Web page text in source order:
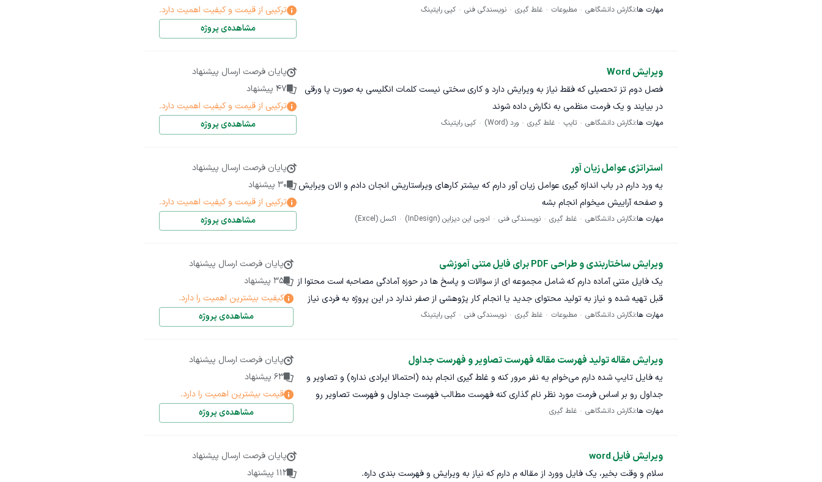
سوختی انتهابسته»، «آب‌گرفتگی»، «نسبت آب‌پوشانی»، «چرخه تخلیه»، «فشار آند»، «فشار کاتد»، «روش سطح
پاسخ»، «مدل رگرسیونی» اصلاح و یکدست‌سازی عنوان شکل‌ها، جدول‌ها و ارجاع آن‌ها در متن بررسی
شماره‌گذاری فصل‌ها، بخش‌ها، شکل‌ها، جدول‌ها و معادلات رفع خطاهای فهرست مطالب، فهرست شکل‌ها
علمی تحویل فایل Word نهایی همراه با Track Changes یا مشخص‌بودن اصلاحات، در صورت امکان
تأکید می‌شود که این پروژه ویرایش علمی تخصصی عمیق یا بازنویسی محتوای فنی نیست؛ بلکه هدف،
آماده‌سازی نهایی متن از نظر نگارش، انسجام ظاهری، صفحه‌آرایی و رعایت استانداردهای علمی است.
خروجی مورد انتظار
فایل Word ویرایش‌شده، مرتب، بدون خطای فهرست و شماره‌گذاری، با اصطلاحات یکدست.
زمان پیشنهادی انجام کار: ۱ روز در صورت امکان، ابتدا چند صفحه نمونه ویرایش شود تا سبک کار بررسی
شود.
مهارت ها:نگارش دانشگاهی مطبوعات غلط گیری نویسندگی فنی کپی رایتینگ
ترکیبی از قیمت و کیفیت اهمیت دارد.
مشاهده‌ی پروژه
ویرایش Word
فصل دوم تز تحصیلی که فقط نیاز به ویرایش دارد و کاری سختی نیست کلمات انگلیسی به صورت پا ورقی
در بیایند و یک فرمت منظمی به نگارش داده شوند
مهارت ها:نگارش دانشگاهی تایپ غلط گیری ورد (Word) کپی رایتینگ
پایان فرصت ارسال پیشنهاد
47 پیشنهاد
ترکیبی از قیمت و کیفیت اهمیت دارد.
مشاهده‌ی پروژه
استراتژی عوامل زیان آور
یه ورد دارم در باب اندازه گیری عوامل زیان آور دارم که بیشتر کارهای ویراستاریش انجان دادم و الان ویرایش
و صفحه آراییش میخوام انجام بشه
مهارت ها:نگارش دانشگاهی غلط گیری نویسندگی فنی ادوبی این دیزاین (InDesign) اکسل (Excel)
پایان فرصت ارسال پیشنهاد
30 پیشنهاد
ترکیبی از قیمت و کیفیت اهمیت دارد.
مشاهده‌ی پروژه
ویرایش ساختاربندی و طراحی PDF برای فایل متنی آموزشی
یک فایل متنی آماده دارم که شامل مجموعه ای از سوالات و پاسخ ها در حوزه آمادگی مصاحبه است محتوا از
قبل تهیه شده و نیاز به تولید محتوای جدید یا انجام کار پژوهشی از صفر ندارد در این پروژه به فردی نیاز
آرایی حرفه ای و آماده سازی خروجی نهایی به صورت PDF خروجی نهایی باید مرتب خوانا و مناسب مطالعه
و چاپ باشد
مهارت ها:نگارش دانشگاهی مطبوعات غلط گیری نویسندگی فنی کپی رایتینگ
پایان فرصت ارسال پیشنهاد
35 پیشنهاد
کیفیت بیشترین اهمیت را دارد.
مشاهده‌ی پروژه
ویرایش مقاله تولید فهرست مقاله فهرست تصاویر و فهرست جداول
یه فایل تایپ شده دارم می‌خوام یه نفر مرور کنه و غلط گیری انجام بده (احتمالا ایرادی نداره) و تصاویر و
جداول رو بر اساس فرمت مورد نظر نام گذاری کنه فهرست مطالب فهرست جداول و فهرست تصاویر رو
بصورت جداگانه تولید کنه
مهارت ها:نگارش دانشگاهی غلط گیری
پایان فرصت ارسال پیشنهاد
63 پیشنهاد
قیمت بیشترین اهمیت را دارد.
مشاهده‌ی پروژه
ویرایش فایل word
سلام و وقت بخیر، یک فایل وورد از مقاله م دارم که نیاز به ویرایش و فهرست بندی داره.
پایان فرصت ارسال پیشنهاد
112 پیشنهاد